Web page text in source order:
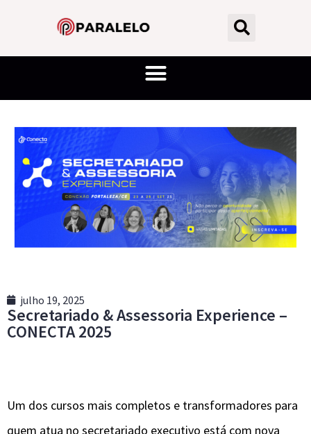
julho 19, 2025
Secretariado & Assessoria Experience –
CONECTA 2025
Um dos cursos mais completos e transformadores para
quem atua no secretariado executivo está com nova